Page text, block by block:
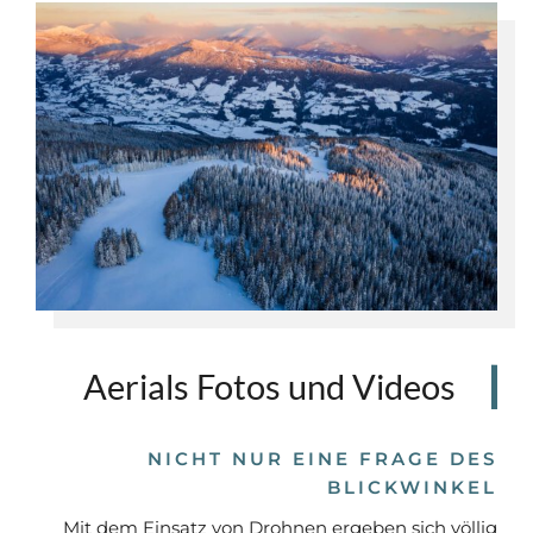
Aerials Fotos und Videos
NICHT NUR EINE FRAGE DES
BLICKWINKEL
Mit dem Einsatz von Drohnen ergeben sich völlig